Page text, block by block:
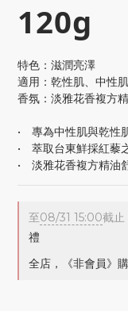
120g
特色：滋潤亮澤
適用：乾性肌、中性
香氛：淡雅花香複方
•　專為中性肌與乾性
•　萃取台東鮮採紅藜
•　淡雅花香複方精油
至08/31 15:00截止
禮
全店，《非會員》